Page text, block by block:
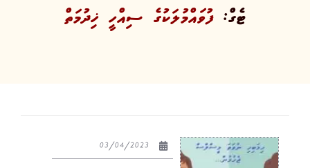
ޓެގް:ފުވައްމުލަކުގެ ސިއްހީ ޚިދުމަތް